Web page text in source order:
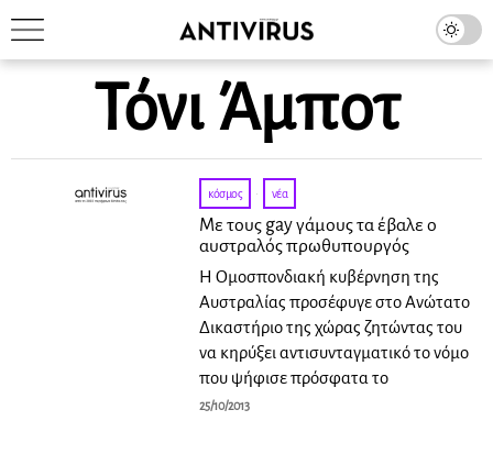
Τόνι Άμποτ
κόσμος · νέα
Με τους gay γάμους τα έβαλε ο
αυστραλός πρωθυπουργός
Η Ομοσπονδιακή κυβέρνηση της
Αυστραλίας προσέφυγε στο Ανώτατο
Δικαστήριο της χώρας ζητώντας του
να κηρύξει αντισυνταγματικό το νόμο
που ψήφισε πρόσφατα το
25/10/2013